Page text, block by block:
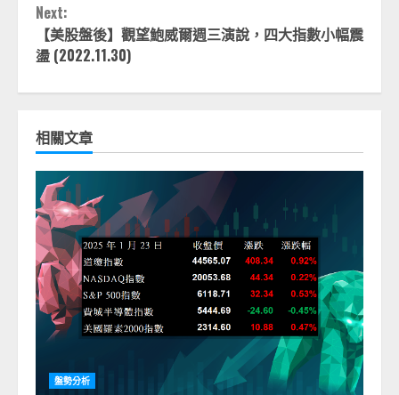
Next:
【美股盤後】觀望鮑威爾週三演說，四大指數小幅震
盪 (2022.11.30)
相關文章
盤勢分析